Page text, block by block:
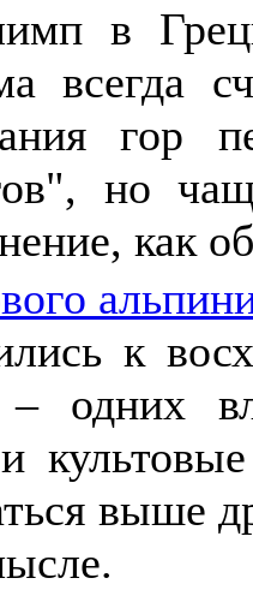
в
всегда
гор
но
как
к
– одних
выше